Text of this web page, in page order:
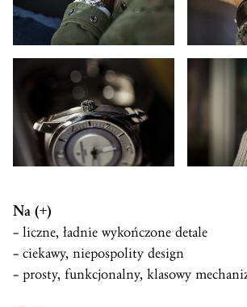
Na (+)
– liczne, ładnie wykończone detale
– ciekawy, niepospolity design
– prosty, funkcjonalny, klasowy